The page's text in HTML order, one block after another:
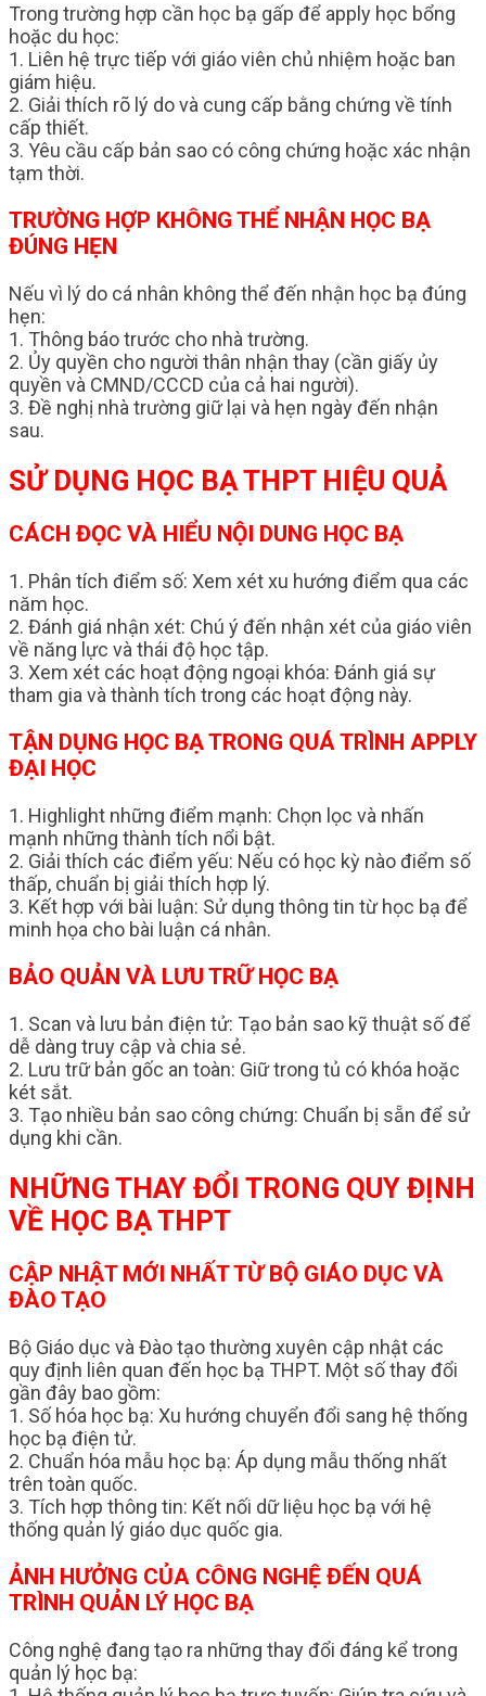
Trong trường hợp cần học bạ gấp để apply học bổng
hoặc du học:
1. Liên hệ trực tiếp với giáo viên chủ nhiệm hoặc ban
giám hiệu.
2. Giải thích rõ lý do và cung cấp bằng chứng về tính
cấp thiết.
3. Yêu cầu cấp bản sao có công chứng hoặc xác nhận
tạm thời.
TRƯỜNG HỢP KHÔNG THỂ NHẬN HỌC BẠ
ĐÚNG HẸN
Nếu vì lý do cá nhân không thể đến nhận học bạ đúng
hẹn:
1. Thông báo trước cho nhà trường.
2. Ủy quyền cho người thân nhận thay (cần giấy ủy
quyền và CMND/CCCD của cả hai người).
3. Đề nghị nhà trường giữ lại và hẹn ngày đến nhận
sau.
SỬ DỤNG HỌC BẠ THPT HIỆU QUẢ
CÁCH ĐỌC VÀ HIỂU NỘI DUNG HỌC BẠ
1. Phân tích điểm số: Xem xét xu hướng điểm qua các
năm học.
2. Đánh giá nhận xét: Chú ý đến nhận xét của giáo viên
về năng lực và thái độ học tập.
3. Xem xét các hoạt động ngoại khóa: Đánh giá sự
tham gia và thành tích trong các hoạt động này.
TẬN DỤNG HỌC BẠ TRONG QUÁ TRÌNH APPLY
ĐẠI HỌC
1. Highlight những điểm mạnh: Chọn lọc và nhấn
mạnh những thành tích nổi bật.
2. Giải thích các điểm yếu: Nếu có học kỳ nào điểm số
thấp, chuẩn bị giải thích hợp lý.
3. Kết hợp với bài luận: Sử dụng thông tin từ học bạ để
minh họa cho bài luận cá nhân.
BẢO QUẢN VÀ LƯU TRỮ HỌC BẠ
1. Scan và lưu bản điện tử: Tạo bản sao kỹ thuật số để
dễ dàng truy cập và chia sẻ.
2. Lưu trữ bản gốc an toàn: Giữ trong tủ có khóa hoặc
két sắt.
3. Tạo nhiều bản sao công chứng: Chuẩn bị sẵn để sử
dụng khi cần.
NHỮNG THAY ĐỔI TRONG QUY ĐỊNH
VỀ HỌC BẠ THPT
CẬP NHẬT MỚI NHẤT TỪ BỘ GIÁO DỤC VÀ
ĐÀO TẠO
Bộ Giáo dục và Đào tạo thường xuyên cập nhật các
quy định liên quan đến học bạ THPT. Một số thay đổi
gần đây bao gồm:
1. Số hóa học bạ: Xu hướng chuyển đổi sang hệ thống
học bạ điện tử.
2. Chuẩn hóa mẫu học bạ: Áp dụng mẫu thống nhất
trên toàn quốc.
3. Tích hợp thông tin: Kết nối dữ liệu học bạ với hệ
thống quản lý giáo dục quốc gia.
ẢNH HƯỞNG CỦA CÔNG NGHỆ ĐẾN QUÁ
TRÌNH QUẢN LÝ HỌC BẠ
Công nghệ đang tạo ra những thay đổi đáng kể trong
quản lý học bạ: